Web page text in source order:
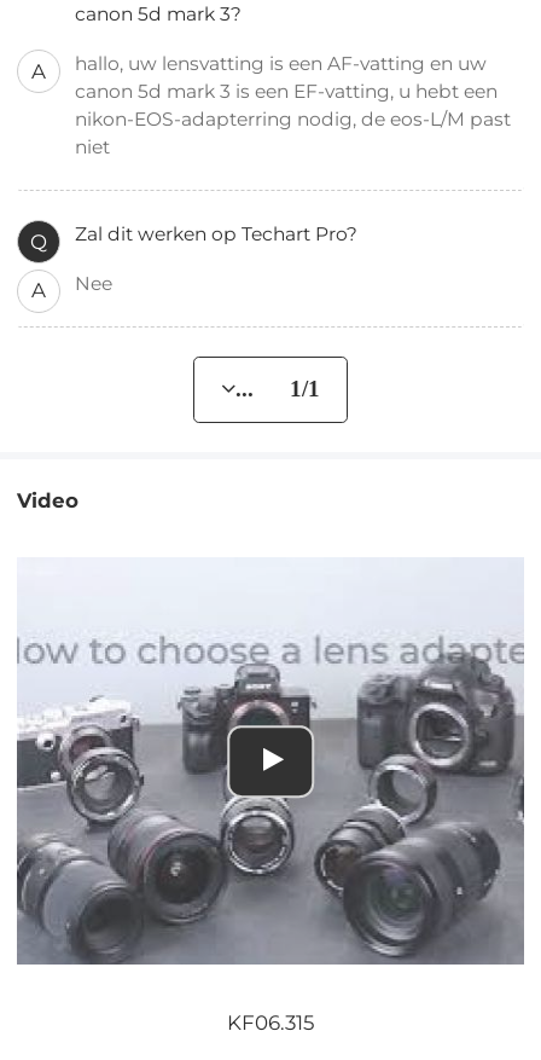
canon 5d mark 3?
A
hallo, uw lensvatting is een AF-vatting en uw
canon 5d mark 3 is een EF-vatting, u hebt een
nikon-EOS-adapterring nodig, de eos-L/M past
niet
Q Zal dit werken op Techart Pro?
A Nee
... 1/1
Video
KF06.315